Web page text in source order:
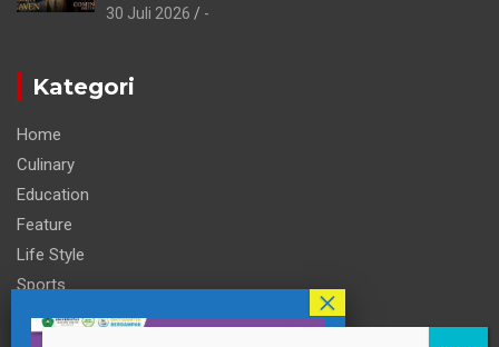
30 Juli 2026 -
Kategori
Home
Culinary
Education
Feature
Life Style
Sports
Technology